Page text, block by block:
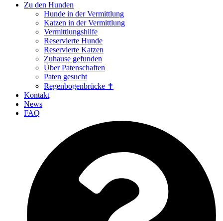
Zu den Hunden
Hunde in der Vermittlung
Katzen in der Vermittlung
Vermittlungshilfe
Reservierte Hunde
Reservierte Katzen
Zuhause gefunden
Über Patenschaften
Paten gesucht
Regenbogenbrücke ✝
Kontakt
News
FAQ